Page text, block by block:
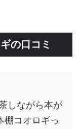
の口コミ
しながら本が
棚コオロギっ